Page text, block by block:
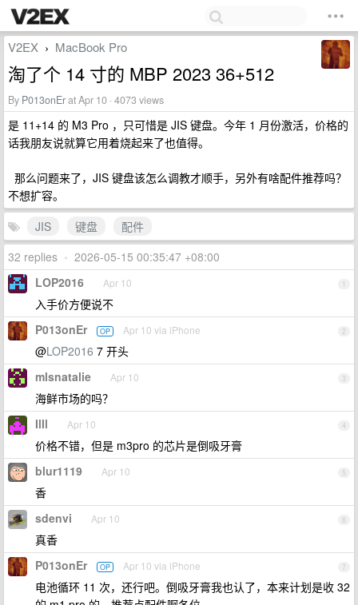
V2EX › MacBook Pro
淘了个 14 寸的 MBP 2023 36+512
By P013onErat Apr 10 · 4073 views
是 11+14 的 M3 Pro ，只可惜是 JIS 键盘。今年 1 月份激活，价格的
话我朋友说就算它用着烧起来了也值得。
那么问题来了，JIS 键盘该怎么调教才顺手，另外有啥配件推荐吗？
不想扩容。
JIS
键盘
配件
32 replies • 2026-05-15 00:35:47 +08:00
1
LOP2016 Apr 10
入手价方便说不
2
P013onEr OP Apr 10 via iPhone
@LOP2016 7 开头
3
mlsnatalie Apr 10
海鲜市场的吗？
4
IlIl Apr 10
价格不错，但是 m3pro 的芯片是倒吸牙膏
5
blur1119 Apr 10
香
6
sdenvi Apr 10
真香
7
P013onEr OP Apr 10 via iPhone
电池循环 11 次，还行吧。倒吸牙膏我也认了，本来计划是收 32